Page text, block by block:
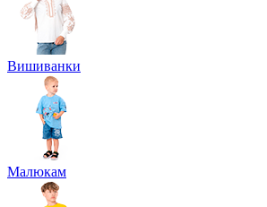
Вишиванки
Малюкам